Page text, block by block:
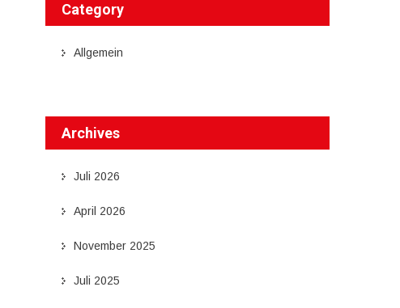
Category
Allgemein
Archives
Juli 2026
April 2026
November 2025
Juli 2025